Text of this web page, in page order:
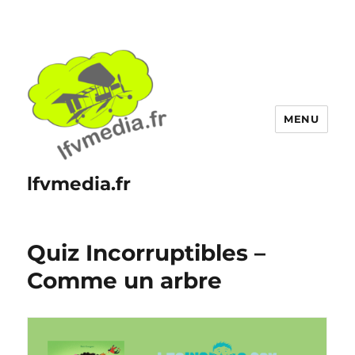
lfvmedia.fr
MENU
Quiz Incorruptibles –
Comme un arbre